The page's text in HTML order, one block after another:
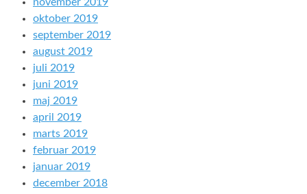
oktober 2019
september 2019
august 2019
juli 2019
juni 2019
maj 2019
april 2019
marts 2019
februar 2019
januar 2019
december 2018